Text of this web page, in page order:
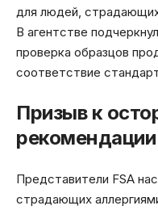
для людей, страдающих
В агентстве
проверка образцов
соответствие
Призыв к
Представители FSA
страдающих